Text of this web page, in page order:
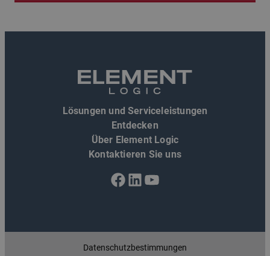
Lösungen und Serviceleistungen
Entdecken
Über Element Logic
Kontaktieren Sie uns
Facebook
LinkedIn
YouTube
Datenschutzbestimmungen